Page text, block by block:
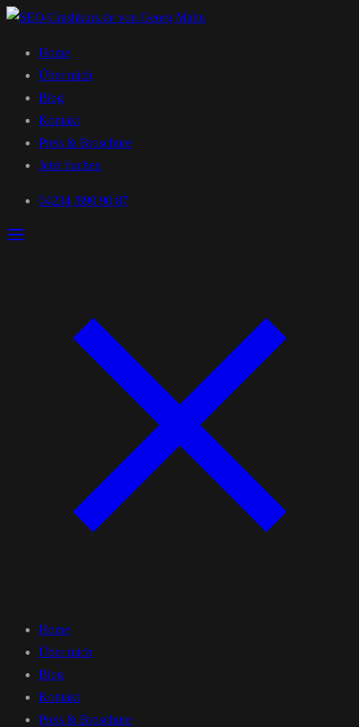
Home
Über mich
Blog
Kontakt
Preis & Broschüre
Jetzt buchen
04234 /890 90 87
Home
Über mich
Blog
Kontakt
Preis & Broschüre